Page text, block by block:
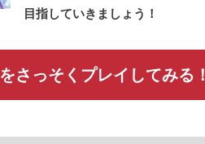
目指していきましょう！
さっそくプレイしてみる！